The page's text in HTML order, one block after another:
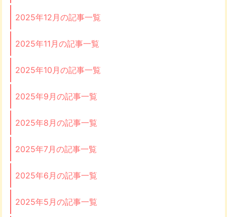
2025年12月の記事一覧
2025年11月の記事一覧
2025年10月の記事一覧
2025年9月の記事一覧
2025年8月の記事一覧
2025年7月の記事一覧
2025年6月の記事一覧
2025年5月の記事一覧